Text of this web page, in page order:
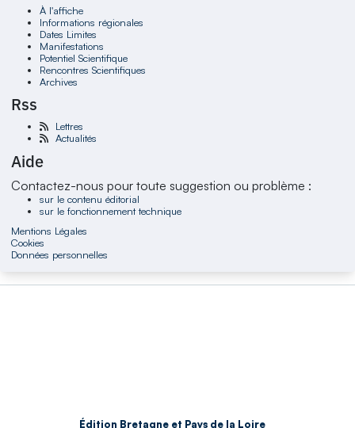
À l'affiche
Informations régionales
Dates Limites
Manifestations
Potentiel Scientifique
Rencontres Scientifiques
Archives
Rss
Lettres
Actualités
Aide
Contactez-nous pour toute suggestion ou problème :
sur le contenu éditorial
sur le fonctionnement technique
Mentions Légales
Cookies
Données personnelles
Édition Bretagne et Pays de la Loire